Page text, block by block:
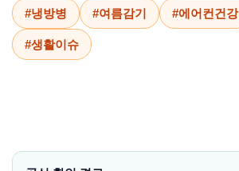
#냉방병 #여름감기 #에어컨건강
#생활이슈